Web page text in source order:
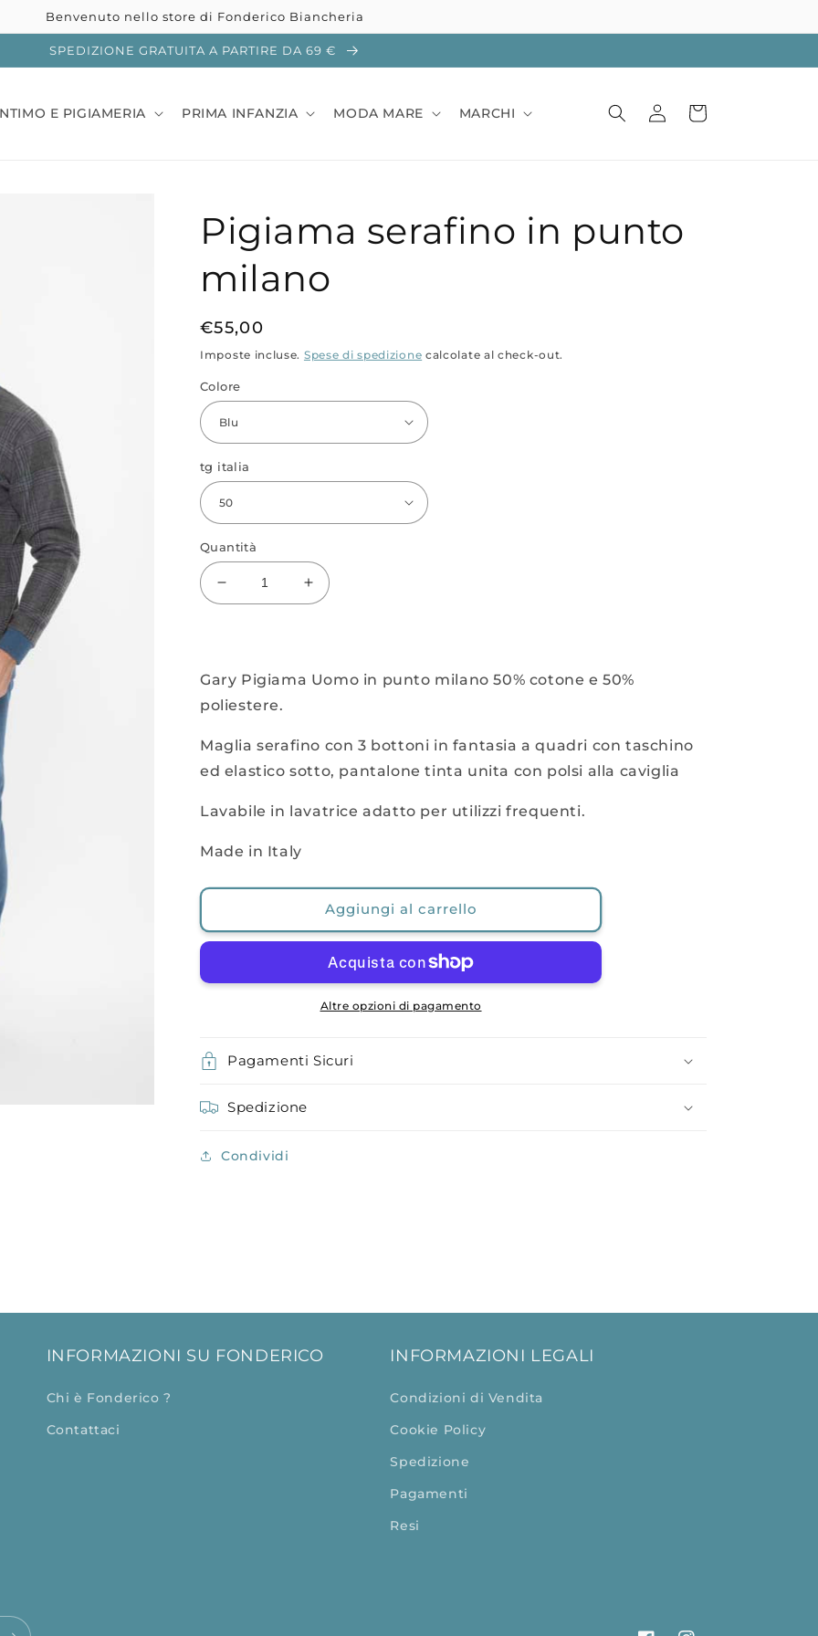
Benvenuto nello store di Fonderico Biancheria
SPEDIZIONE GRATUITA A PARTIRE DA 69 €
E PIGIAMERIA PRIMA INFANZIA MODA MARE MARCHI Accedi Carrello
Pigiama serafino in punto
milano
Prezzo
di
listino
€55,00
Imposte incluse. Spese di spedizione calcolate al check-out.
Colore
tg italia
Quantità
Diminuisci
quantità
in
punto
Aumenta
quantità
in
Gary Pigiama Uomo in punto milano 50% cotone e 50%
poliestere.
Maglia serafino con 3 bottoni in fantasia a quadri con taschino
ed elastico sotto, pantalone tinta unita con polsi alla caviglia
Lavabile in lavatrice adatto per utilizzi frequenti.
Made in Italy
Aggiungi al carrello
Altre opzioni di pagamento
Pagamenti Sicuri
Spedizione
Condividi
INFORMAZIONI SU FONDERICO
Chi è Fonderico ?
Contattaci
INFORMAZIONI LEGALI
Condizioni di Vendita
Cookie Policy
Spedizione
Pagamenti
Resi